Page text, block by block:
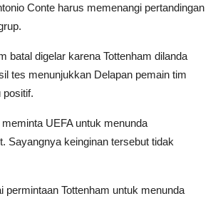
Conte harus memenangi pertandingan
batal digelar karena Tottenham dilanda
tes menunjukkan Delapan pemain tim
positif.
UEFA untuk menunda
Sayangnya keinginan tersebut tidak
permintaan Tottenham untuk menunda